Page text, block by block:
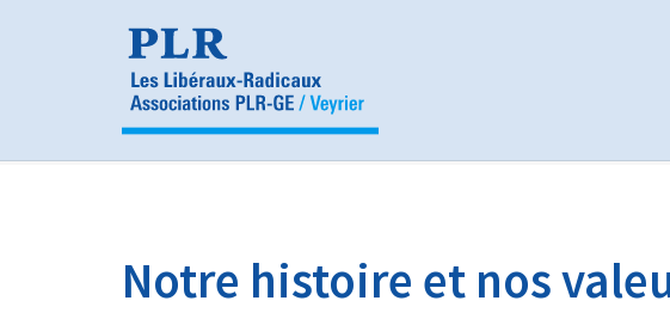
Notre histoire et nos